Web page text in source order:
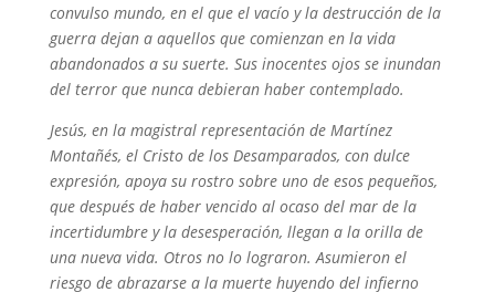
convulso mundo, en el que el vacío y la destrucción de la
guerra dejan a aquellos que comienzan en la vida
abandonados a su suerte. Sus inocentes ojos se inundan
del terror que nunca debieran haber contemplado.
Jesús, en la magistral representación de Martínez
Montañés, el Cristo de los Desamparados, con dulce
expresión, apoya su rostro sobre uno de esos pequeños,
que después de haber vencido al ocaso del mar de la
incertidumbre y la desesperación, llegan a la orilla de
una nueva vida. Otros no lo lograron. Asumieron el
riesgo de abrazarse a la muerte huyendo del infierno